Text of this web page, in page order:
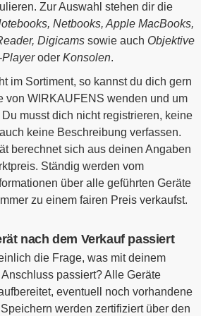
Zur Auswahl stehen dir die
Netbooks, Apple MacBooks,
Digicamssowie auch Objektive
oder Konsolen.
im Sortiment, so kannst du dich gern
von WIRKAUFENS wenden und um
musst dich nicht registrieren, keine
keine Beschreibung verfassen.
berechnet sich aus deinen Angaben
Ständig werden vom
über alle geführten Geräte
zu einem fairen Preis verkaufst.
nach dem Verkauf passiert
die Frage, was mit deinem
passiert? Alle Geräte
eventuell noch vorhandene
werden zertifiziert über den